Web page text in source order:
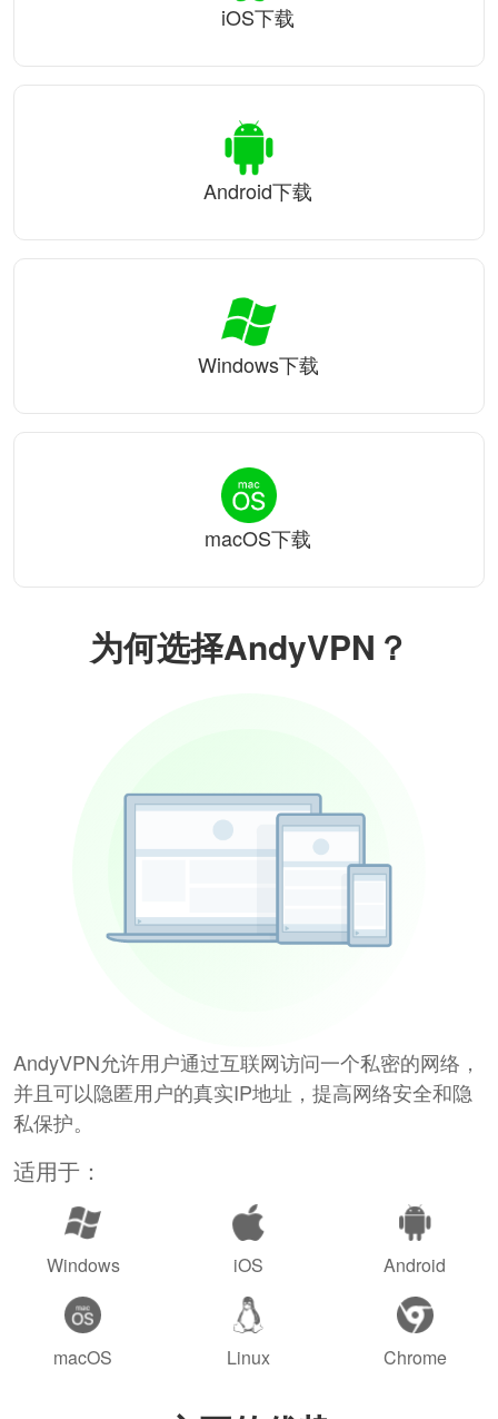
为何选择AndyVPN？
AndyVPN允许用户通过互联网访问一个私密的网络，
并且可以隐匿用户的真实IP地址，提高网络安全和隐
私保护。
适用于：
Windows iOS Android
macOS Linux Chrome
iOS下载
Android下载
Windows下载
macOS下载